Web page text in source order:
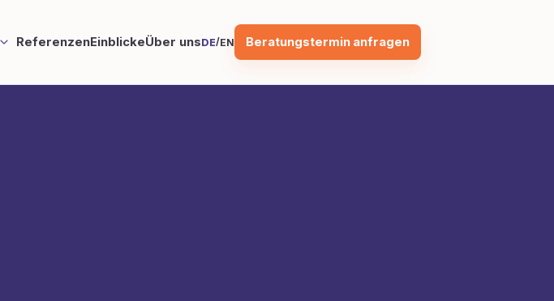
ReferenzenEinblickeÜber unsDE/EN Beratungstermin anfragen